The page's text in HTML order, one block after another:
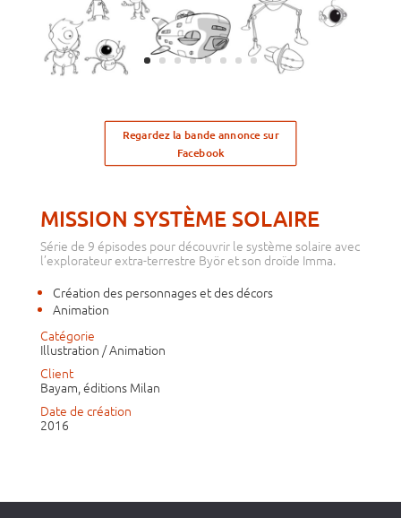
Regardez la bande annonce sur
Facebook
MISSION SYSTÈME SOLAIRE
Série de 9 épisodes pour découvrir le système solaire avec
l’explorateur extra-terrestre Byör et son droïde Imma.
Création des personnages et des décors
Animation
Catégorie
Illustration / Animation
Client
Bayam, éditions Milan
Date de création
2016